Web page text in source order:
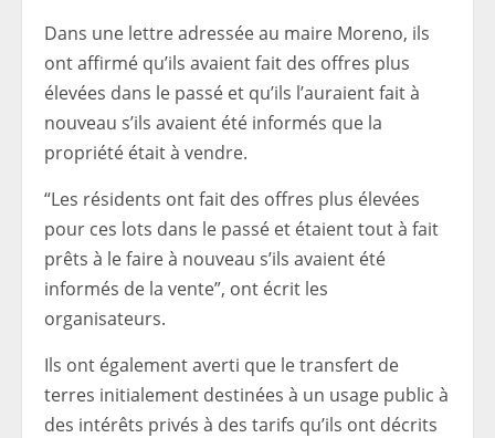
Dans une lettre adressée au maire Moreno, ils
ont affirmé qu’ils avaient fait des offres plus
élevées dans le passé et qu’ils l’auraient fait à
nouveau s’ils avaient été informés que la
propriété était à vendre.
“Les résidents ont fait des offres plus élevées
pour ces lots dans le passé et étaient tout à fait
prêts à le faire à nouveau s’ils avaient été
informés de la vente”, ont écrit les
organisateurs.
Ils ont également averti que le transfert de
terres initialement destinées à un usage public à
des intérêts privés à des tarifs qu’ils ont décrits